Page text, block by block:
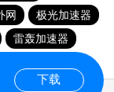
网
极光加速器
雷轰加速器
下载